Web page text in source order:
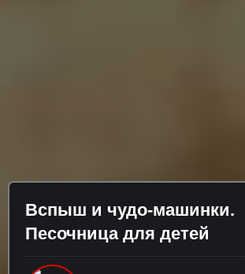
Вспыш и чудо-машинки.
Песочница для детей